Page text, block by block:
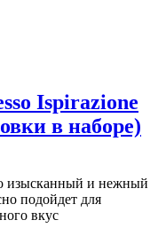
Ispirazione
в наборе)
изысканный и нежный
подойдет для
вкус